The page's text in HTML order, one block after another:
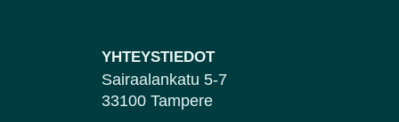
YHTEYSTIEDOT
Sairaalankatu 5-7
33100 Tampere